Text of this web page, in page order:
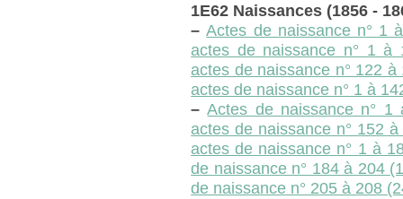
1E62 Naissances (1856 -
– Actes de naissance n° 1
actes de naissance n° 1 à
actes de naissance n° 122
actes de naissance n° 1 à
– Actes de naissance n°
actes de naissance n° 152
actes de naissance n° 1 à
de naissance n° 184 à 204
de naissance n° 205 à 208